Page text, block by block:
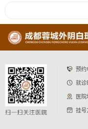
预约
就诊
医
挂号